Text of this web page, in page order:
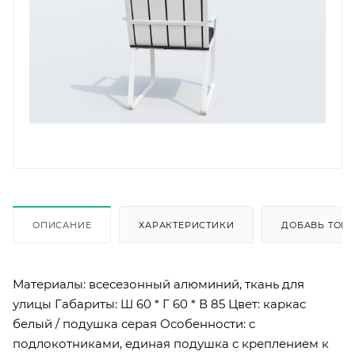
ОПИСАНИЕ ХАРАКТЕРИСТИКИ ДОБАВЬ
Материалы: всесезонный алюминий, ткань для
улицы Габариты: Ш 60 * Г 60 * В 85 Цвет: каркас
белый / подушка серая Особенности: с
подлокотниками, единая подушка с креплением к